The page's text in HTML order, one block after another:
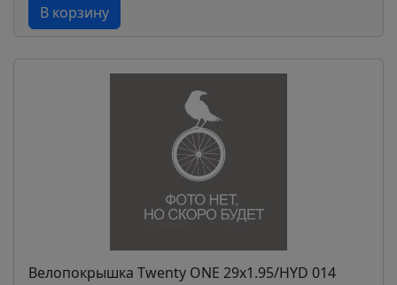
В корзину
Велопокрышка Twenty ONE 29х1.95/HYD 014